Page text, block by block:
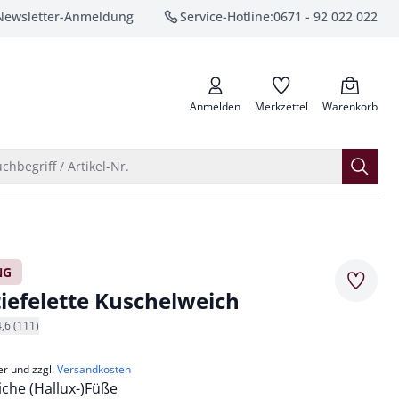
Anmeldung Service-Hotline:0671 - 92 022 022
anrufen
Anmelden Merkzettel Warenkorb
/ Artikel-Nr.
Kuschelweich
(111)
und zzgl.Versandkosten
(Hallux-)Füße